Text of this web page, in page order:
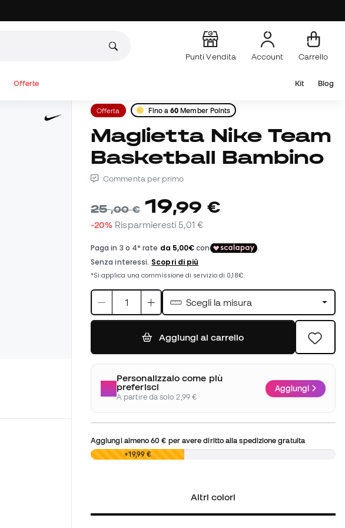
Punti Vendita Account Carrello
Offerte Kit Blog
Offerta Fino a60 Member Points
Maglietta Nike Team
Basketball Bambino
Commenta per primo
25,00 € 19,99 €
-20% Risparmieresti5,01 €
Scegli la misura
Aggiungi al carrello
Personalizzalo come più
preferisci
A partire da solo 2,99 €
Aggiungi
Aggiungi almeno60 € per avere diritto alla spedizione gratuita
0,00 € +19,99 €
Altri colori